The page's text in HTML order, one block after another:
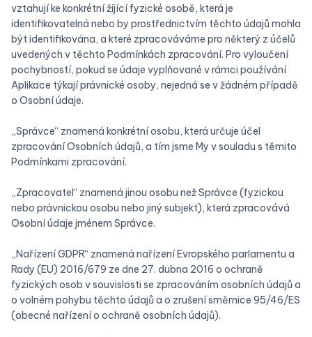
vztahují ke konkrétní žijící fyzické osobě, která je
identifikovatelná nebo by prostřednictvím těchto údajů mohla
být identifikována, a které zpracováváme pro některý z účelů
uvedených v těchto Podmínkách zpracování. Pro vyloučení
pochybností, pokud se údaje vyplňované v rámci používání
Aplikace týkají právnické osoby, nejedná se v žádném případě
o Osobní údaje.
„Správce“ znamená konkrétní osobu, která určuje účel
zpracování Osobních údajů, a tím jsme My v souladu s těmito
Podmínkami zpracování.
„Zpracovatel“ znamená jinou osobu než Správce (fyzickou
nebo právnickou osobu nebo jiný subjekt), která zpracovává
Osobní údaje jménem Správce.
„Nařízení GDPR“ znamená nařízení Evropského parlamentu a
Rady (EU) 2016/679 ze dne 27. dubna 2016 o ochraně
fyzických osob v souvislosti se zpracováním osobních údajů a
o volném pohybu těchto údajů a o zrušení směrnice 95/46/ES
(obecné nařízení o ochraně osobních údajů).